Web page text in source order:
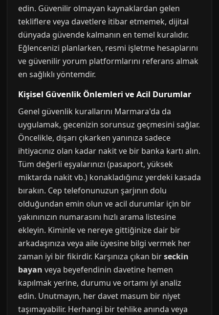
edin. Güvenilir olmayan kaynaklardan gelen
tekliflere veya davetlere itibar etmemek, dijital
dünyada güvende kalmanın en temel kuralıdır.
Eğlencenizi planlarken, resmi işletme hesaplarını
ve güvenilir yorum platformlarını referans almak
en sağlıklı yöntemdir.
Kişisel Güvenlik Önlemleri ve Acil Durumlar
Genel güvenlik kurallarını Marmara'da da
uygulamak, gecenizin sorunsuz geçmesini sağlar.
Öncelikle, dışarı çıkarken yanınıza sadece
ihtiyacınız olan kadar nakit ve bir banka kartı alın.
Tüm değerli eşyalarınızı (pasaport, yüksek
miktarda nakit vb.) konakladığınız yerdeki kasada
bırakın. Cep telefonunuzun şarjının dolu
olduğundan emin olun ve acil durumlar için bir
yakınınızın numarasını hızlı arama listesine
ekleyin. Kiminle ve nereye gittiğinize dair bir
arkadaşınıza veya aile üyesine bilgi vermek her
zaman iyi bir fikirdir. Karşınıza çıkan birseckin
bayan veya beyefendinin davetine hemen
kapılmak yerine, durumu ve ortamı iyi analiz
edin. Unutmayın, her davet masum bir niyet
taşımayabilir. Herhangi bir tehlike anında veya